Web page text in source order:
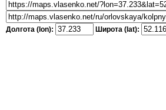
Долгота (lon): Широта (lat):